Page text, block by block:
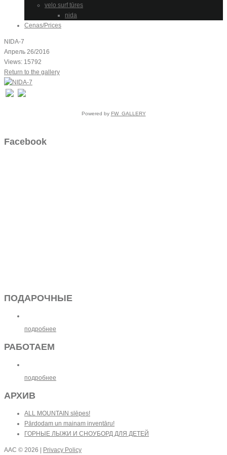
velo surf tūres
nida
Cenas/Prices
NIDA-7
Апрель 26/2016
Views: 15792
Return to the gallery
Powered by FW_GALLERY
Facebook
ПОДАРОЧНЫЕ
подробнее
РАБОТАЕМ
подробнее
АРХИВ
ALL MOUNTAIN slēpes!
Pārdodam un mainam inventāru!
ГОРНЫЕ ЛЫЖИ И СНОУБОРД ДЛЯ ДЕТЕЙ
AAC © 2026 | Privacy Policy